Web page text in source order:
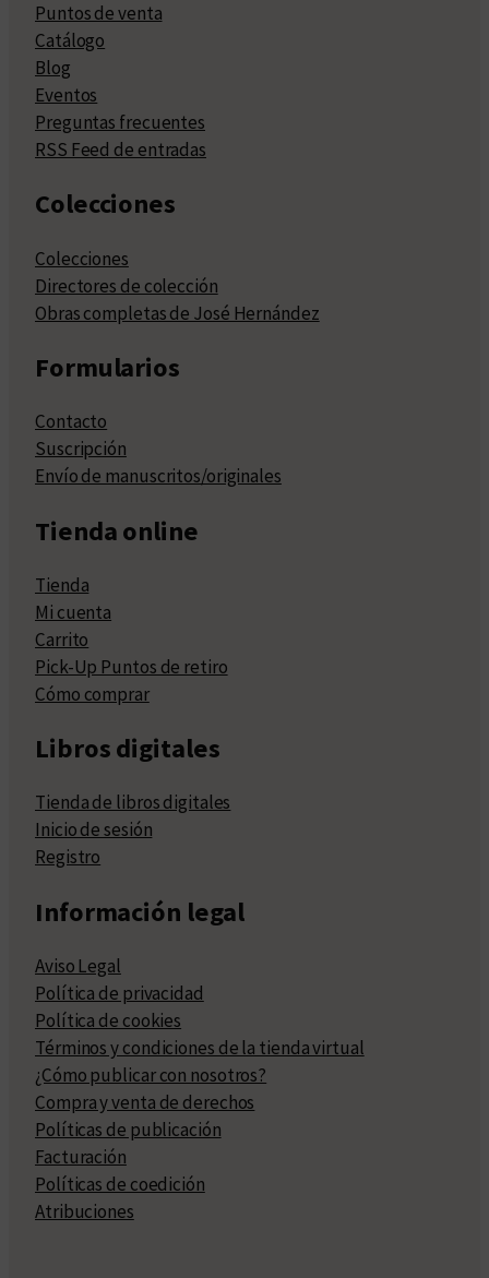
Puntos de venta
Catálogo
Blog
Eventos
Preguntas frecuentes
RSS Feed de entradas
Colecciones
Colecciones
Directores de colección
Obras completas de José Hernández
Formularios
Contacto
Suscripción
Envío de manuscritos/originales
Tienda online
Tienda
Mi cuenta
Carrito
Pick-Up Puntos de retiro
Cómo comprar
Libros digitales
Tienda de libros digitales
Inicio de sesión
Registro
Información legal
Aviso Legal
Política de privacidad
Política de cookies
Términos y condiciones de la tienda virtual
¿Cómo publicar con nosotros?
Compra y venta de derechos
Políticas de publicación
Facturación
Políticas de coedición
Atribuciones